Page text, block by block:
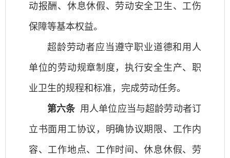
动报酬、休息休假、劳动安全卫生、工伤
保障等基本权益。
超龄劳动者应当遵守职业道德和用人
单位的劳动规章制度，执行安全生产、职
业卫生的规程和标准，完成劳动任务。
第六条 用人单位应当与超龄劳动者订
立书面用工协议，明确协议期限、工作内
容、工作地点、工作时间、休息休假、劳